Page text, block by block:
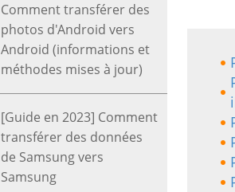
Comment transférer des
photos d'Android vers
Android (informations et
méthodes mises à jour)
[Guide en 2023] Comment
transférer des données
de Samsung vers
Samsung